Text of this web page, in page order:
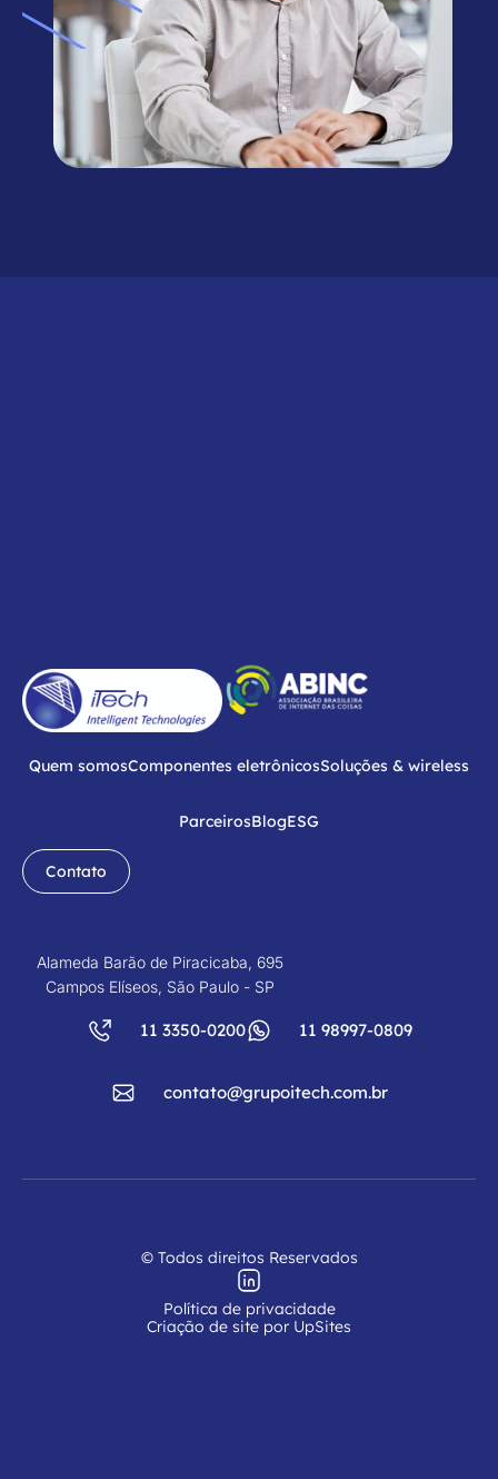
Quem somosComponentes eletrônicosSoluções & wireless
ParceirosBlogESG
Contato
Alameda Barão de Piracicaba, 695
Campos Elíseos, São Paulo - SP
11 3350-0200 11 98997-0809
contato@grupoitech.com.br
© Todos direitos Reservados
Política de privacidade
Criação de site por UpSites